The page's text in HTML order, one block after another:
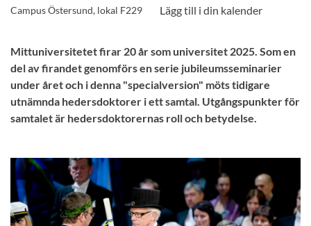
Campus Östersund, lokal F229
Mittuniversitetet firar 20 år som universitet 2025. Som en
del av firandet genomförs en serie jubileumsseminarier
under året och i denna "specialversion" möts tidigare
utnämnda hedersdoktorer i ett samtal. Utgångspunkter för
samtalet är hedersdoktorernas roll och betydelse.